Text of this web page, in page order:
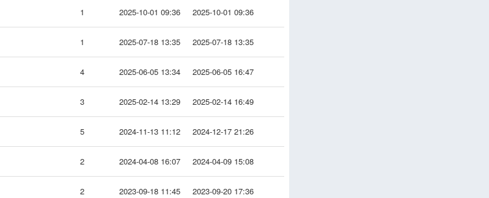
1 2025-10-01 09:36 2025-10-01 09:36
1 2025-07-18 13:35 2025-07-18 13:35
4 2025-06-05 13:34 2025-06-05 16:47
3 2025-02-14 13:29 2025-02-14 16:49
5 2024-11-13 11:12 2024-12-17 21:26
2 2024-04-08 16:07 2024-04-09 15:08
2 2023-09-18 11:45 2023-09-20 17:36